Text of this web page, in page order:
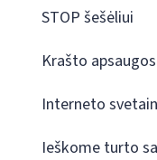
STOP šešėliui
Krašto
Interneto
Ieškome turto